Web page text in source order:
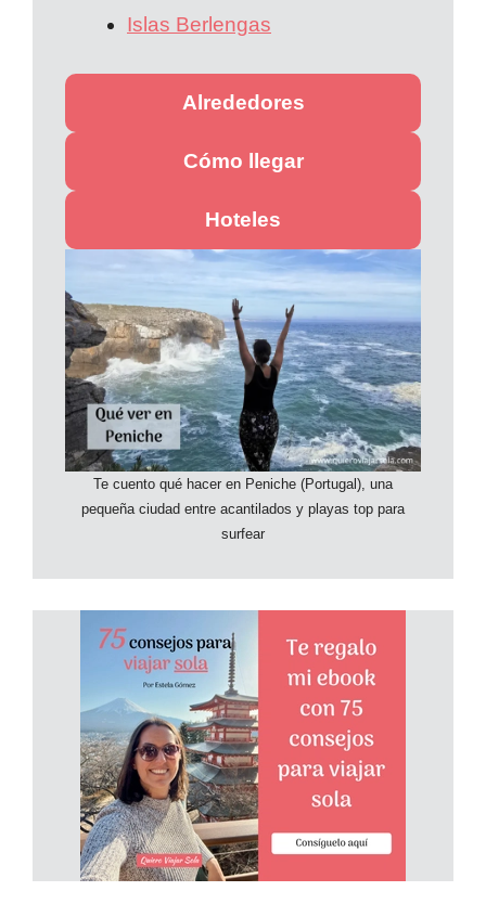
Islas Berlengas
Alrededores
Cómo llegar
Hoteles
Te cuento qué hacer en Peniche (Portugal), una
pequeña ciudad entre acantilados y playas top para
surfear